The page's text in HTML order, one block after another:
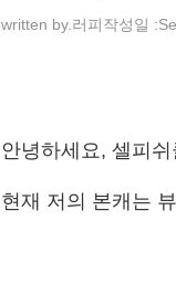
written by. 러피작성일 :
안녕하세요, 셀피
현재 저의 본캐는